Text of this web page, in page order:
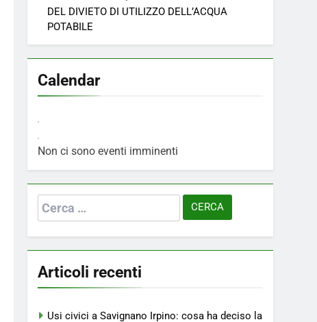
DEL DIVIETO DI UTILIZZO DELL’ACQUA
POTABILE
Calendar
Non ci sono eventi imminenti
Ricerca
per:
Articoli recenti
Usi civici a Savignano Irpino: cosa ha deciso la